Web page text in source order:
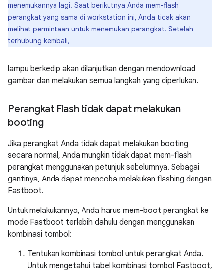
menemukannya lagi. Saat berikutnya Anda mem-flash
perangkat yang sama di workstation ini, Anda tidak akan
melihat permintaan untuk menemukan perangkat. Setelah
terhubung kembali,
lampu berkedip akan dilanjutkan dengan mendownload
gambar dan melakukan semua langkah yang diperlukan.
Perangkat Flash tidak dapat melakukan
booting
Jika perangkat Anda tidak dapat melakukan booting
secara normal, Anda mungkin tidak dapat mem-flash
perangkat menggunakan petunjuk sebelumnya. Sebagai
gantinya, Anda dapat mencoba melakukan flashing dengan
Fastboot.
Untuk melakukannya, Anda harus mem-boot perangkat ke
mode Fastboot terlebih dahulu dengan menggunakan
kombinasi tombol:
Tentukan kombinasi tombol untuk perangkat Anda.
Untuk mengetahui tabel kombinasi tombol Fastboot,